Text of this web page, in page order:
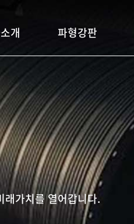
개 파형강판
가치를 열어갑니다.